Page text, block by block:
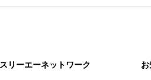
スリーエーネットワーク